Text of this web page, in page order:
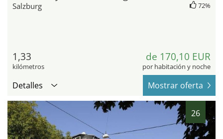
Salzburg 72%
1,33
kilómetros
de 170,10 EUR
por habitación y noche
Detalles Mostrar oferta
26